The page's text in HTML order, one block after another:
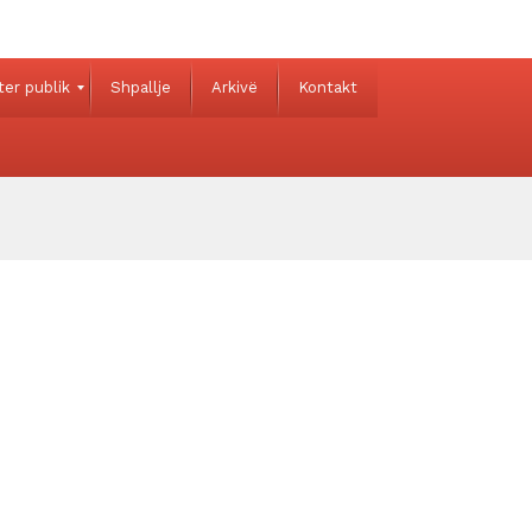
publik Shpallje Arkivë Kontakt